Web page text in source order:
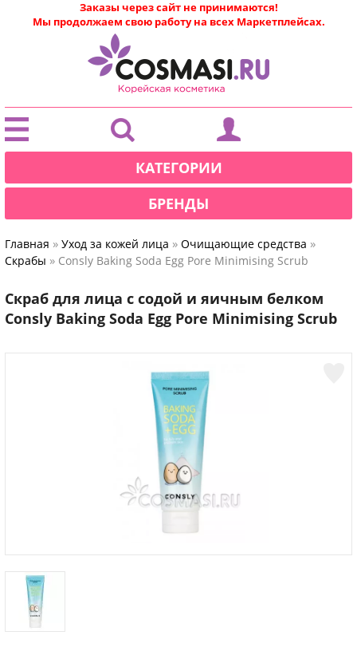
|
Заказы через сайт не принимаются!
Мы продолжаем свою работу на всех Маркетплейсах.
КАТЕГОРИИ
БРЕНДЫ
Главная » Уход за кожей лица » Очищающие средства »
Скрабы » Consly Baking Soda Egg Pore Minimising Scrub
Скраб для лица с содой и яичным белком
Consly Baking Soda Egg Pore Minimising Scrub